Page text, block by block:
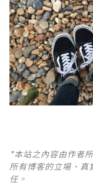
*本站之內容由作者
所有博客的立場、
任。